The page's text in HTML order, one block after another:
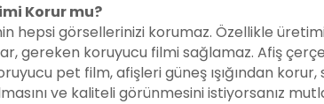
Korur mu?
hepsi görsellerinizi korumaz. Özellikle
gereken koruyucu filmi sağlamaz. Afiş
pet film, afişleri güneş ışığından korur,
ve kaliteli görünmesini istiyorsanız